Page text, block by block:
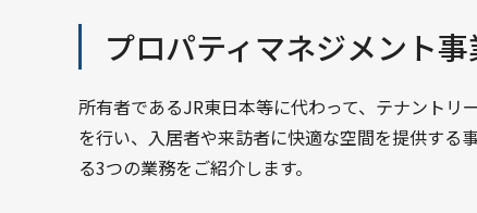
プロパティマネジメント事
所有者であるJR東⽇本等に代わって、テナントリ
を行い、入居者や来訪者に快適な空間を提供する
る3つの業務をご紹介します。